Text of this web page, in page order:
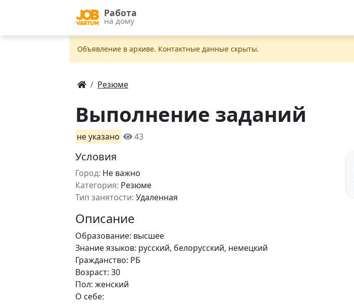
Работа
на дому
Объявление в apxивe. Контактные данные скрыты.
Резюме
Выполнение заданий
не указано 43
Условия
Город: Не важно
Категория: Резюме
Тип занятости: Удаленная
Описание
Образование: высшее
Знание языков: русский, белорусский, немецкий
Гражданство: РБ
Возраст: 30
Пол: женский
О себе: